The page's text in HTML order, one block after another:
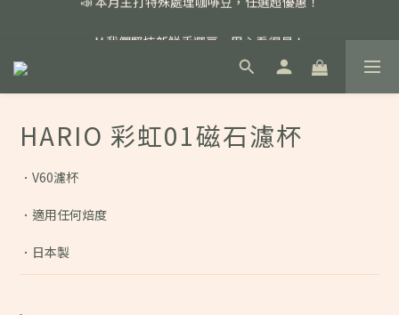
🏅我們堅持新鮮手選豆，用心看得見！
📣 📣 新加入會員即享百元購物金，消費滿額再享免運費！
HARIO 彩虹01磁石濾杯
．V60濾杯
．適用任何焙度
．日本製